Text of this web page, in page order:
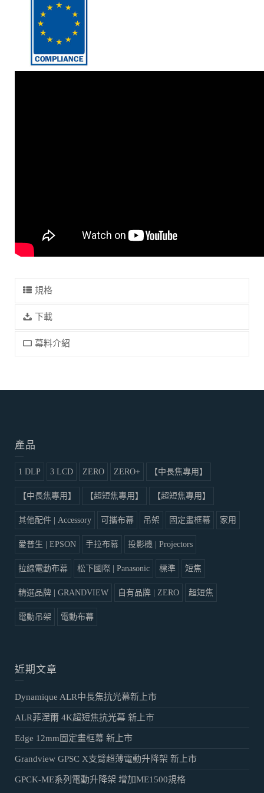
規格
下載
幕料介紹
產品
1 DLP 3 LCD ZERO ZERO+ 【中長焦專用】
【中長焦專用】 【超短焦專用】 【超短焦專用】
其他配件 | Accessory 可攜布幕 吊架 固定畫框幕 家用
愛普生 | EPSON 手拉布幕 投影機 | Projectors
拉線電動布幕 松下國際 | Panasonic 標準 短焦
精選品牌 | GRANDVIEW 自有品牌 | ZERO 超短焦
電動吊架 電動布幕
近期文章
Dynamique ALR中長焦抗光幕新上市
ALR菲涅爾 4K超短焦抗光幕 新上市
Edge 12mm固定畫框幕 新上市
Grandview GPSC X支臂超薄電動升降架 新上市
GPCK-ME系列電動升降架 增加ME1500規格